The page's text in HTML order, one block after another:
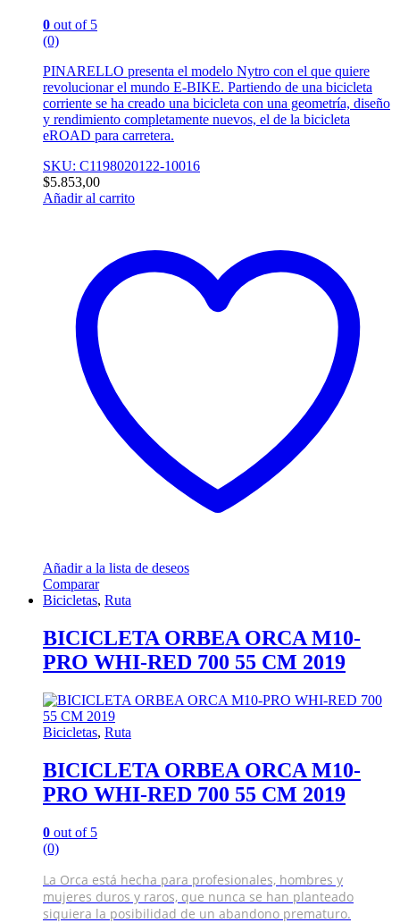
0 out of 5
(0)
PINARELLO presenta el modelo Nytro con el que quiere
revolucionar el mundo E-BIKE. Partiendo de una bicicleta
corriente se ha creado una bicicleta con una geometría, diseño
y rendimiento completamente nuevos, el de la bicicleta
eROAD para carretera.
SKU: C1198020122-10016
$5.853,00
Añadir al carrito
Añadir a la lista de deseos
Comparar
Bicicletas, Ruta
BICICLETA ORBEA ORCA M10-
PRO WHI-RED 700 55 CM 2019
Bicicletas, Ruta
BICICLETA ORBEA ORCA M10-
PRO WHI-RED 700 55 CM 2019
0 out of 5
(0)
La Orca está hecha para profesionales, hombres y
mujeres duros y raros, que nunca se han planteado
siquiera la posibilidad de un abandono prematuro.